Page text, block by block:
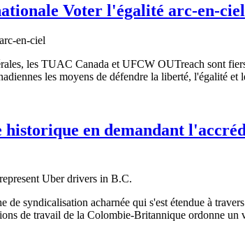
Voter l'égalité arc-en-ciel
les TUAC Canada et UFCW OUTreach sont
les moyens de défendre la liberté, l'égalité et
historique en demandant
syndicalisation acharnée qui s'est étendue à
de travail de la Colombie-Britannique ordonne un